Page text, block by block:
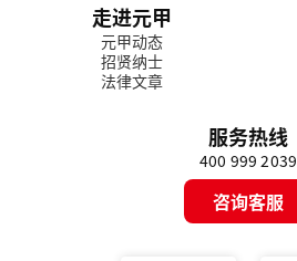
走进元甲
元甲动态
招贤纳士
法律文章
服务热线
400 999 2039
咨询客服